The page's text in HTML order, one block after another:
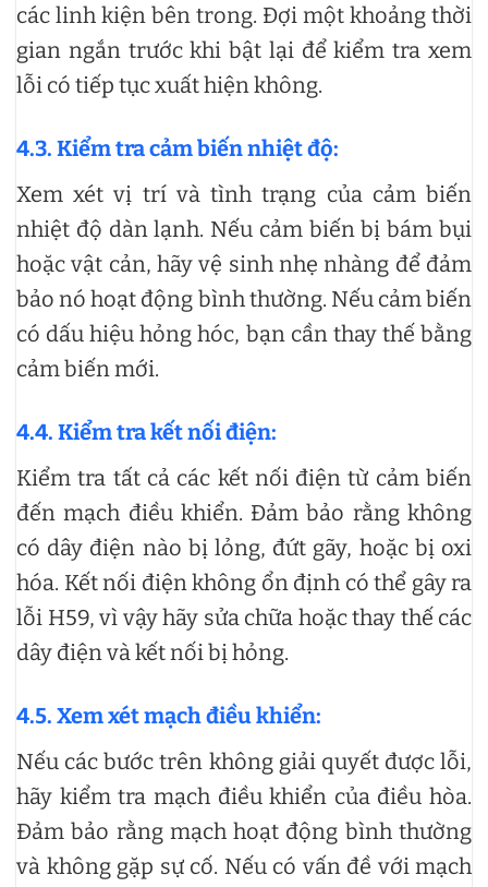
các linh kiện bên trong. Đợi một khoảng thời
gian ngắn trước khi bật lại để kiểm tra xem
lỗi có tiếp tục xuất hiện không.
4.3. Kiểm tra cảm biến nhiệt độ:
Xem xét vị trí và tình trạng của cảm biến
nhiệt độ dàn lạnh. Nếu cảm biến bị bám bụi
hoặc vật cản, hãy vệ sinh nhẹ nhàng để đảm
bảo nó hoạt động bình thường. Nếu cảm biến
có dấu hiệu hỏng hóc, bạn cần thay thế bằng
cảm biến mới.
4.4. Kiểm tra kết nối điện:
Kiểm tra tất cả các kết nối điện từ cảm biến
đến mạch điều khiển. Đảm bảo rằng không
có dây điện nào bị lỏng, đứt gãy, hoặc bị oxi
hóa. Kết nối điện không ổn định có thể gây ra
lỗi H59, vì vậy hãy sửa chữa hoặc thay thế các
dây điện và kết nối bị hỏng.
4.5. Xem xét mạch điều khiển:
Nếu các bước trên không giải quyết được lỗi,
hãy kiểm tra mạch điều khiển của điều hòa.
Đảm bảo rằng mạch hoạt động bình thường
và không gặp sự cố. Nếu có vấn đề với mạch